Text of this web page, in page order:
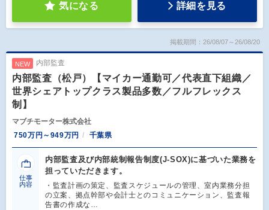
気になる 詳細を見る
掲載期間：26/08/07～26/08/20
NEW 内部監査
内部監査（松戸）【マイカー通勤可／代表直下組織／
世界シェアトップクラス製品多数／フルフレックス
制】
マブチモーター株式会社
750万円～949万円
千葉県
仕事
内容
内部監査及び内部統制報告制度(J-SOX)に基づいた業務を
担っていただきます。
・監査計画の策定、監査スケジュールの管理、室内業務分担
の立案、拠点幹部や会計士とのコミュニケーション、監査報
告書の作成な…